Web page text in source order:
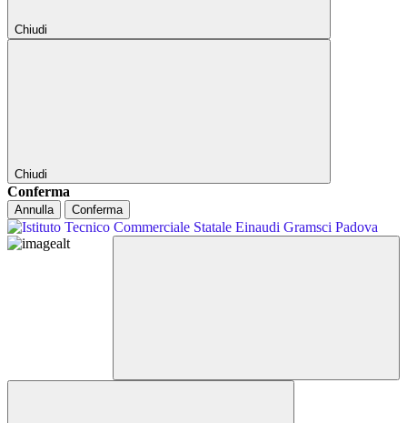
Chiudi
Chiudi
Conferma
Annulla Conferma